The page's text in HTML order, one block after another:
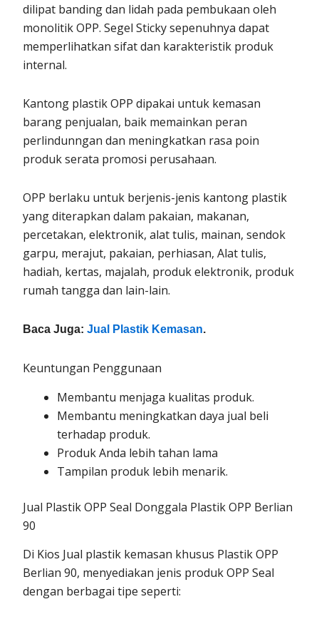
dilipat banding dan lidah pada pembukaan oleh
monolitik OPP. Segel Sticky sepenuhnya dapat
memperlihatkan sifat dan karakteristik produk
internal.
Kantong plastik OPP dipakai untuk kemasan
barang penjualan, baik memainkan peran
perlindunngan dan meningkatkan rasa poin
produk serata promosi perusahaan.
OPP berlaku untuk berjenis-jenis kantong plastik
yang diterapkan dalam pakaian, makanan,
percetakan, elektronik, alat tulis, mainan, sendok
garpu, merajut, pakaian, perhiasan, Alat tulis,
hadiah, kertas, majalah, produk elektronik, produk
rumah tangga dan lain-lain.
Baca Juga:Jual Plastik Kemasan.
Keuntungan Penggunaan
Membantu menjaga kualitas produk.
Membantu meningkatkan daya jual beli
terhadap produk.
Produk Anda lebih tahan lama
Tampilan produk lebih menarik.
Jual Plastik OPP Seal Donggala Plastik OPP Berlian
90
Di Kios Jual plastik kemasan khusus Plastik OPP
Berlian 90, menyediakan jenis produk OPP Seal
dengan berbagai tipe seperti: